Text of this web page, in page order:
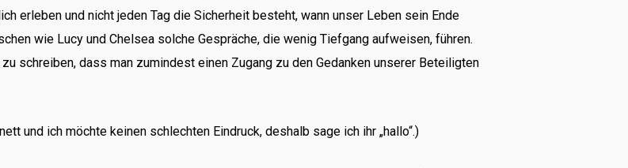
erleben und nicht jeden Tag die Sicherheit besteht, wann unser Leben sein Ende
wie Lucy und Chelsea solche Gespräche, die wenig Tiefgang aufweisen, führen.
schreiben, dass man zumindest einen Zugang zu den Gedanken unserer Beteiligten
und ich möchte keinen schlechten Eindruck, deshalb sage ich ihr „hallo“.)